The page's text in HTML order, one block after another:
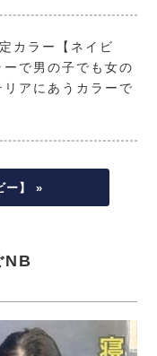
カラー【ネイビ
で男の子でも女の
アにあうカラーで
ー】 »
NB